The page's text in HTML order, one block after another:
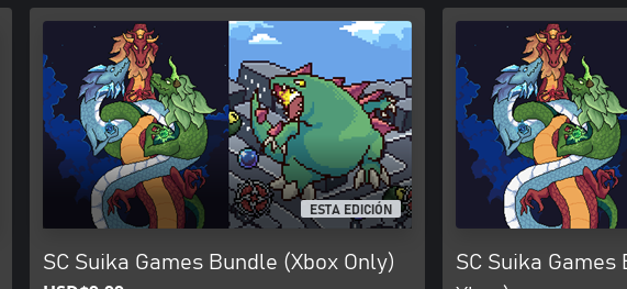
ESTA EDICIÓN
SC Suika Games Bundle (Xbox Only)
SC Suika